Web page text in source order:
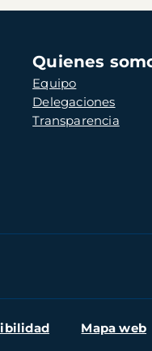
Navegación
principal
Quienes
Equipo
Delegaciones
Transparencia
Mapa web